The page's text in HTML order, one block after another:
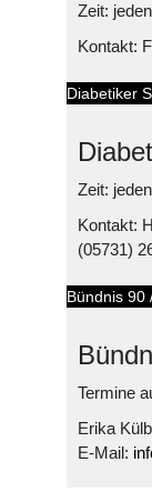
Zeit:
Kontakt:
Diabetiker
Zeit:
Kontakt:
(05731)
Bündnis 90
Termine
Erika
E-Mail: